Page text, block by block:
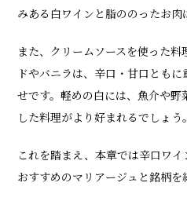
みある白ワインと脂ののったお肉
また、クリームソースを使った
ドやバニラは、辛口・甘口とも
せです。軽めの白には、魚介や野
した料理がより好まれるでしょう。
これを踏まえ、本章では辛口ワイ
おすすめのマリアージュと銘柄を